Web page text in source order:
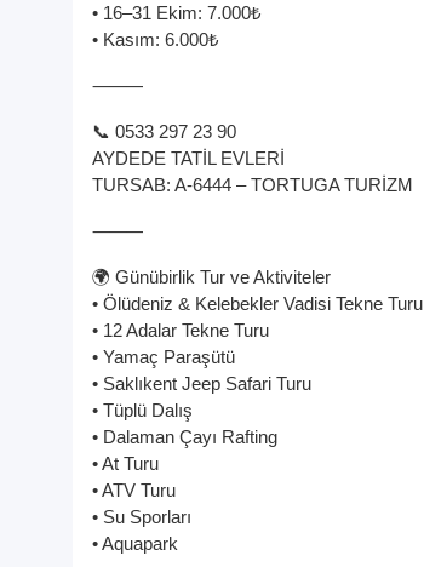
• 16–31 Ekim: 7.000₺
• Kasım: 6.000₺
⸻
📞 0533 297 23 90
AYDEDE TATİL EVLERİ
TURSAB: A-6444 – TORTUGA TURİZM
⸻
🌍 Günübirlik Tur ve Aktiviteler
• Ölüdeniz & Kelebekler Vadisi Tekne Turu
• 12 Adalar Tekne Turu
• Yamaç Paraşütü
• Saklıkent Jeep Safari Turu
• Tüplü Dalış
• Dalaman Çayı Rafting
• At Turu
• ATV Turu
• Su Sporları
• Aquapark